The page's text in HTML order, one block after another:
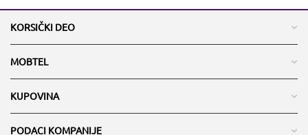
KORSIČKI DEO
MOBTEL
KUPOVINA
PODACI KOMPANIJE